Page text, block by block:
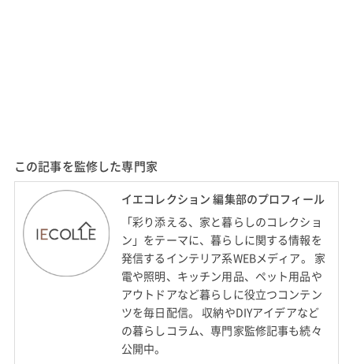
この記事を監修した専門家
イエコレクション 編集部のプロフィール
「彩り添える、家と暮らしのコレクショ
ン」をテーマに、暮らしに関する情報を
発信するインテリア系WEBメディア。 家
電や照明、キッチン用品、ペット用品や
アウトドアなど暮らしに役立つコンテン
ツを毎日配信。 収納やDIYアイデアなど
の暮らしコラム、専門家監修記事も続々
公開中。